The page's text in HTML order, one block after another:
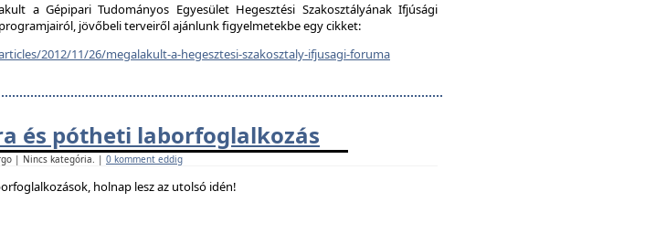
a Gépipari Tudományos Egyesület Hegesztési Szakosztályának Ifjúsági
jövőbeli terveiről ajánlunk figyelmetekbe egy cikket:
2012/11/26/megalakult-a-hegesztesi-szakosztaly-ifjusagi-foruma
és pótheti laborfoglalkozás
| Nincs kategória. | 0 komment eddig
holnap lesz az utolsó idén!